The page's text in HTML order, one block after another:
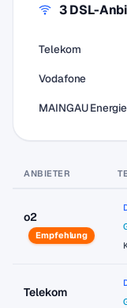
3 DSL-
Telekom
Vodafone
MAINGAU Energie
ANBIETER
o2
Empfehlung
Telekom